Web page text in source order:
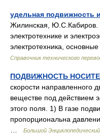
удельная подвижность
Жилинская, Ю.С.Кабиров.
электротехнике и
электротехника,
Справочник технического
ПОДВИЖНОСТЬ
скорости направленного
веществе под действием
этого поля. 1) В газе
пропорциональна
Большой